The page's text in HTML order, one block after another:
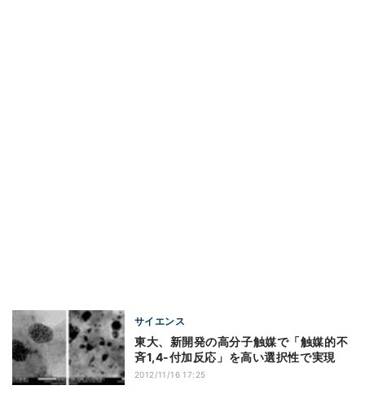
サイエンス
東大、新開発の高分子触媒で「触媒的不
斉1,4-付加反応」を高い選択性で実現
2012/11/16 17:25